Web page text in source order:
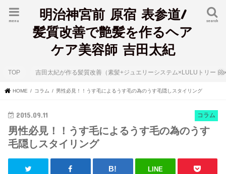
明治神宮前 原宿 表参道/
髪質改善で艶髪を作るヘア
ケア美容師 吉田太紀
search
menu
TOP 吉田太紀が作る髪質改善（素髪+ジュエリーシステム×LULUトリート
HOME コラム 男性必見！！うす毛によるうす毛の為のうす毛隠しスタイリング
コラム
2015.09.11
男性必見！！うす毛によるうす毛の為のうす
毛隠しスタイリング
LINE